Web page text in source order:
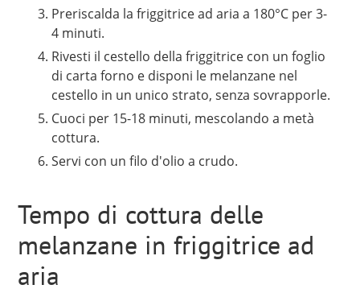
Preriscalda la friggitrice ad aria a 180°C per 3-
4 minuti.
Rivesti il cestello della friggitrice con un foglio
di carta forno e disponi le melanzane nel
cestello in un unico strato, senza sovrapporle.
Cuoci per 15-18 minuti, mescolando a metà
cottura.
Servi con un filo d'olio a crudo.
Tempo di cottura delle
melanzane in friggitrice ad
aria